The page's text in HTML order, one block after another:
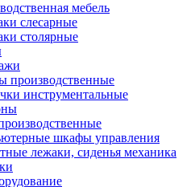
мебель
слесарные
столярные
производственные
инструментальные
шкафы управления
лежаки, сиденья механика